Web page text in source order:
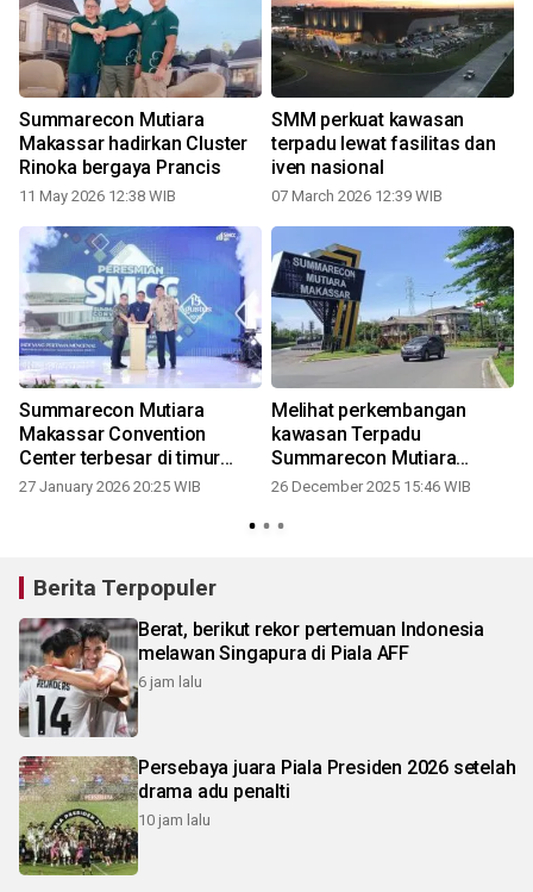
Summarecon Mutiara
Makassar hadirkan Cluster
Rinoka bergaya Prancis
11 May 2026 12:38 WIB
SMM perkuat kawasan
terpadu lewat fasilitas dan
iven nasional
07 March 2026 12:39 WIB
Summarecon Mutiara
Makassar Convention
Center terbesar di timur
Indonesia
27 January 2026 20:25 WIB
Melihat perkembangan
kawasan Terpadu
Summarecon Mutiara
Makassar
26 December 2025 15:46 WIB
Berita Terpopuler
Berat, berikut rekor pertemuan Indonesia
melawan Singapura di Piala AFF
6 jam lalu
Persebaya juara Piala Presiden 2026 setelah
drama adu penalti
10 jam lalu